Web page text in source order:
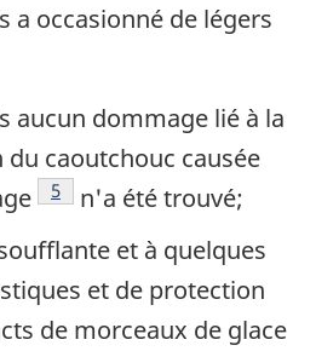
a occasionné de légers
aucun dommage lié à la
caoutchouc causée
Footnote
5
n'a été trouvé;
et à quelques
et de protection
de morceaux de glace